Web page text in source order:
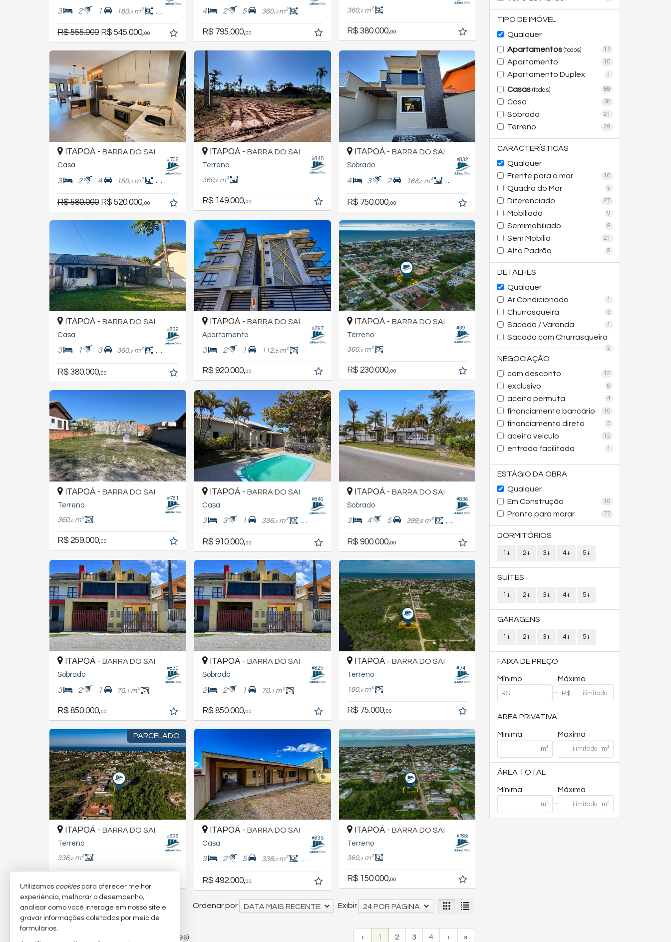
TIPO DE IMÓVEL
Qualquer
Apartamentos (todos) 11
Apartamento 10
Apartamento Duplex 1
Casas (todas) 59
Casa 38
Sobrado 21
Terreno 29
CARACTERÍSTICAS
Qualquer
Frente para o mar
10
Quadra do Mar 5
Diferenciado 27
Mobiliado 9
Semimobiliado 9
Sem Mobília 21
Alto Padrão 9
DETALHES
Qualquer
Ar Condicionado
1
Churrasqueira 3
Sacada / Varanda 1
Sacada com Churrasqueira
2
NEGOCIAÇÃO
com desconto
15
exclusivo 6
aceita permuta 4
financiamento bancário 10
financiamento direto 5
aceita veículo 12
entrada facilitada 1
ESTÁGIO DA OBRA
Qualquer
Em Construção
10
Pronto para morar 77
DORMITÓRIOS
1+ 2+ 3+ 4+ 5+
SUÍTES
1+ 2+ 3+ 4+ 5+
GARAGENS
1+ 2+ 3+ 4+ 5+
FAIXA DE PREÇO
Mínimo Máximo
ÁREA PRIVATIVA
Mínima Máxima
ÁREA TOTAL
Mínima Máxima
3 2 1 180,0m² 83,
R$ 555.000 R$ 545.000,00
4 2 5 360,0m²
R$ 795.000,00
360,0m²
R$ 380.000,00
#706
ITAPOÁ - BARRA DO SAI
Casa
3 2 4 180,0m² 89,
R$ 580.000 R$ 520.000,00
#845
ITAPOÁ - BARRA DO SAI
Terreno
360,0m²
R$ 149.000,00
#832
ITAPOÁ - BARRA DO SAI
Sobrado
4 3 2 168,0m² 104,
R$ 750.000,00
#839
ITAPOÁ - BARRA DO SAI
Casa
3 1 3 360,0m² 70,
R$ 380.000,00
#297
ITAPOÁ - BARRA DO SAI
Apartamento
3 2 1 112,5m²
R$ 920.000,00
#391
ITAPOÁ - BARRA DO SAI
Terreno
360,0m²
R$ 230.000,00
#781
ITAPOÁ - BARRA DO SAI
Terreno
360,0m²
R$ 259.000,00
#840
ITAPOÁ - BARRA DO SAI
Casa
3 3 1 336,0m²
R$ 910.000,00
#836
ITAPOÁ - BARRA DO SAI
Sobrado
3 4 5 399,6m²
R$ 900.000,00
#830
ITAPOÁ - BARRA DO SAI
Sobrado
3 2 1 70, 1 m²
R$ 850.000,00
#829
ITAPOÁ - BARRA DO SAI
Sobrado
2 2 1 70, 1 m²
R$ 850.000,00
#741
ITAPOÁ - BARRA DO SAI
Terreno
180,0m²
R$ 75.000,00
PARCELADO
#828
ITAPOÁ - BARRA DO SAI
Terreno
336,0m²
#835
ITAPOÁ - BARRA DO SAI
Casa
3 2 5 336,0m² 140,
R$ 492.000,00
#799
ITAPOÁ - BARRA DO SAI
Terreno
360,0m²
R$ 150.000,00
99imóveis encontrados Exibir 24 POR PÁGINA
Ordenar por DATA MAIS RECENTE
‹ 1 2 3 4 › »
avaliações)
Utilizamos cookiespara oferecer melhor
experiência, melhorar o desempenho,
analisar como você interage em nosso site e
gravar informações coletadas por meio de
formulários.